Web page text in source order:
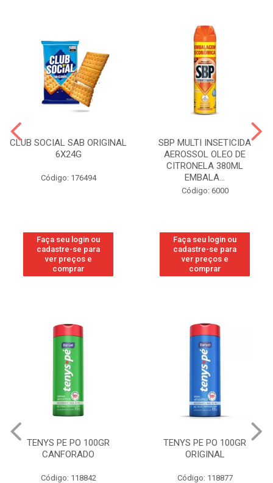
CLUB SOCIAL SAB ORIGINAL
6X24G
Código: 176494
Faça seu login ou
cadastre-se para
ver preços e
comprar
SBP MULTI INSETICIDA
AEROSSOL OLEO DE
CITRONELA 380ML
EMBALA...
Código: 6000
Faça seu login ou
cadastre-se para
ver preços e
comprar
TENYS PE PO 100GR
CANFORADO
Código: 118842
TENYS PE PO 100GR
ORIGINAL
Código: 118877